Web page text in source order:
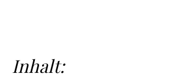
Inhalt: